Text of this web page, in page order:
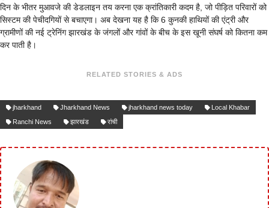
दिन के भीतर मुआवजे की डेडलाइन तय करना एक क्रांतिकारी कदम है, जो पीड़ित परिवारों को
सिस्टम की पेचीदगियों से बचाएगा। अब देखना यह है कि 6 कुनकी हाथियों की एंट्री और
ग्रामीणों की नई ट्रेनिंग झारखंड के जंगलों और गांवों के बीच के इस खूनी संघर्ष को कितना कम
कर पाती है।
RELATED STORIES & ADS
jharkhand Jharkhand News jharkhand news today
Local Khabar
Ranchi News
झारखंड रांची